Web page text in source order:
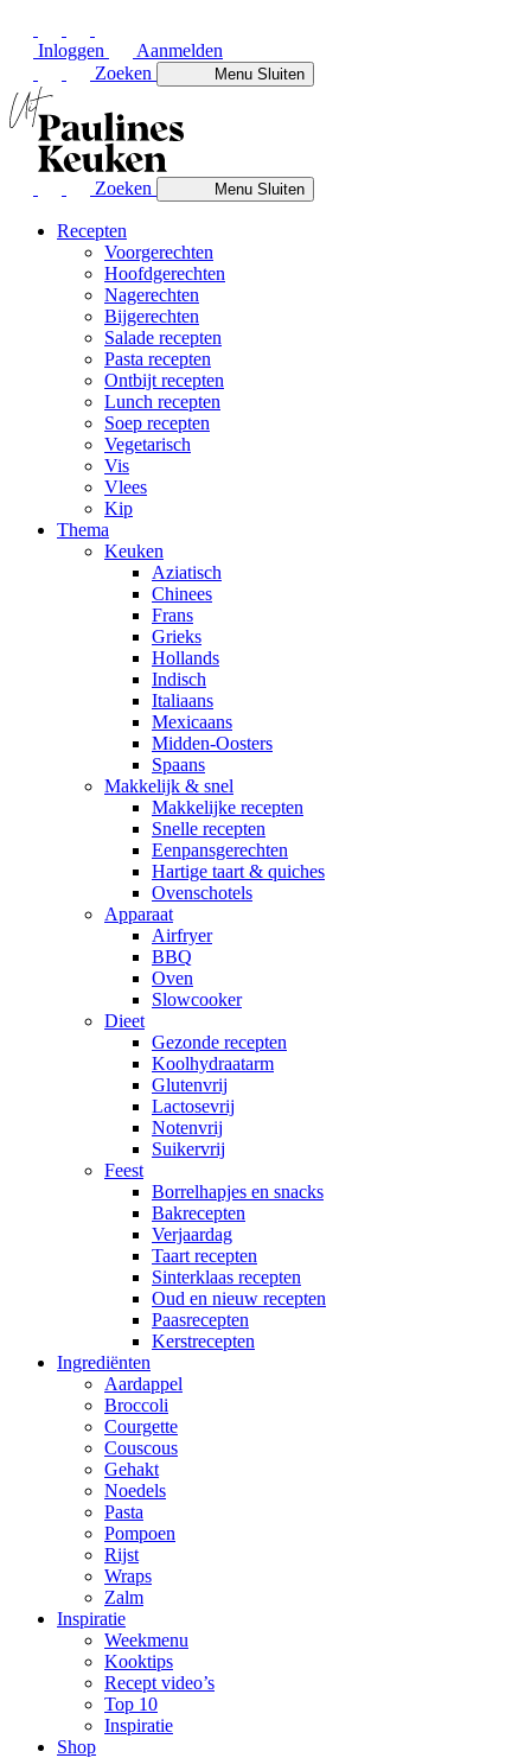
Inloggen
Aanmelden
Zoeken
MenuSluiten
Zoeken MenuSluiten
Recepten
Voorgerechten
Hoofdgerechten
Nagerechten
Bijgerechten
Salade recepten
Pasta recepten
Ontbijt recepten
Lunch recepten
Soep recepten
Vegetarisch
Vis
Vlees
Kip
Thema
Keuken
Aziatisch
Chinees
Frans
Grieks
Hollands
Indisch
Italiaans
Mexicaans
Midden-Oosters
Spaans
Makkelijk & snel
Makkelijke recepten
Snelle recepten
Eenpansgerechten
Hartige taart & quiches
Ovenschotels
Apparaat
Airfryer
BBQ
Oven
Slowcooker
Dieet
Gezonde recepten
Koolhydraatarm
Glutenvrij
Lactosevrij
Notenvrij
Suikervrij
Feest
Borrelhapjes en snacks
Bakrecepten
Verjaardag
Taart recepten
Sinterklaas recepten
Oud en nieuw recepten
Paasrecepten
Kerstrecepten
Ingrediënten
Aardappel
Broccoli
Courgette
Couscous
Gehakt
Noedels
Pasta
Pompoen
Rijst
Wraps
Zalm
Inspiratie
Weekmenu
Kooktips
Recept video’s
Top 10
Inspiratie
Shop